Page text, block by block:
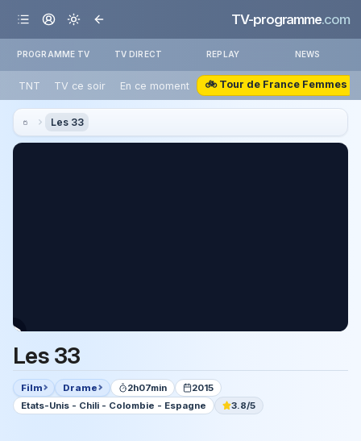
TV-programme.com
PROGRAMME TV TV DIRECT REPLAY NEWS
TNT TV ce soir En ce moment 🚲 Tour de France Femmes
Les 33
Les 33
Film Drame 2h07min
2015
Etats-Unis - Chili - Colombie - Espagne
3.8/5